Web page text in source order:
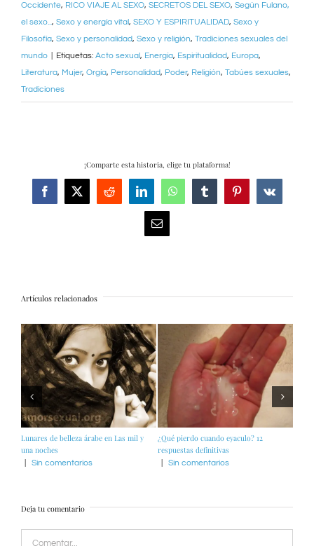
Occidente, RICO VIAJE AL SEXO, SECRETOS DEL SEXO, Según Fulano,
el sexo..., Sexo y energía vital, SEXO Y ESPIRITUALIDAD, Sexo y
Filosofía, Sexo y personalidad, Sexo y religión, Tradiciones sexuales del
mundo
Etiquetas: Acto sexual, Energía, Espiritualidad, Europa,
Literatura, Mujer, Orgía, Personalidad, Poder, Religión, Tabúes sexuales,
Tradiciones
¡Comparte esta historia, elige tu plataforma!
Facebook
X Reddit LinkedInWhatsAppTumblrPinterestVk
Correo
electrónico
Artículos relacionados
Todo sobre la retención de semen: 10
respuestas completas
7 Comentarios
Tres Gracias: la belleza en el tiempo
| Sin comentarios
Deja tu comentario
Comentar